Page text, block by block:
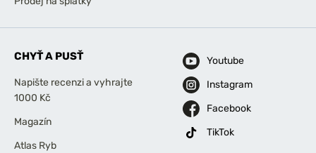
CHYŤ A PUSŤ
Napište recenzi a vyhrajte
1000 Kč
Magazín
Atlas Ryb
Youtube
Instagram
Facebook
TikTok